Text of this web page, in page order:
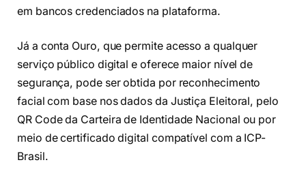
em bancos credenciados na plataforma.
Já a conta Ouro, que permite acesso a qualquer
serviço público digital e oferece maior nível de
segurança, pode ser obtida por reconhecimento
facial com base nos dados da Justiça Eleitoral, pelo
QR Code da Carteira de Identidade Nacional ou por
meio de certificado digital compatível com a ICP-
Brasil.